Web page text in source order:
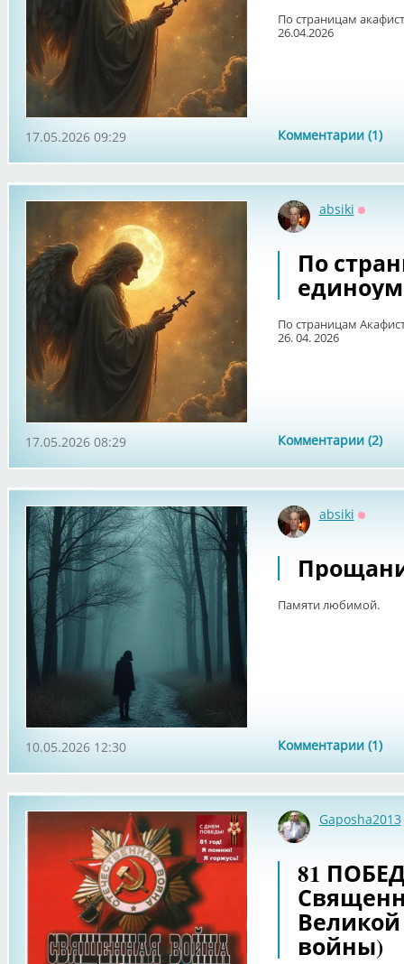
По страницам
26.04.2026
Комментарии (1)
17.05.2026 09:29
absiki
По
По страницам
26. 04. 2026
Комментарии (2)
17.05.2026 08:29
absiki
Памяти любимой.
Комментарии (1)
10.05.2026 12:30
Gaposha2013
81
войны)